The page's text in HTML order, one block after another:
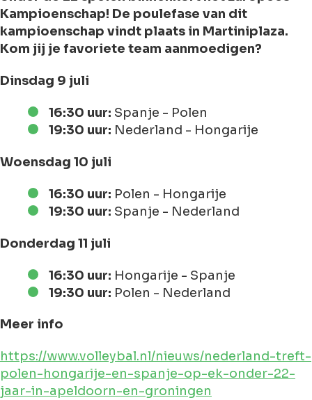
Kampioenschap! De poulefase van dit
kampioenschap vindt plaats in Martiniplaza.
Kom jij je favoriete team aanmoedigen?
Dinsdag 9 juli
16:30 uur: Spanje - Polen
19:30 uur: Nederland - Hongarije
Woensdag 10 juli
16:30 uur: Polen - Hongarije
19:30 uur: Spanje - Nederland
Donderdag 11 juli
16:30 uur: Hongarije - Spanje
19:30 uur: Polen - Nederland
Meer info
https://www.volleybal.nl/nieuws/nederland-treft-
polen-hongarije-en-spanje-op-ek-onder-22-
jaar-in-apeldoorn-en-groningen